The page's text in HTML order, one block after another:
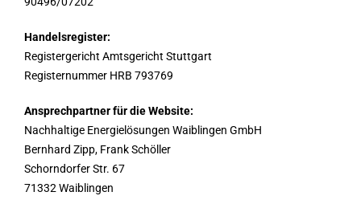
Handelsregister:
Registergericht Amtsgericht Stuttgart
Registernummer HRB 793769
Ansprechpartner für die Website:
Nachhaltige Energielösungen Waiblingen GmbH
Bernhard Zipp, Frank Schöller
Schorndorfer Str. 67
71332 Waiblingen